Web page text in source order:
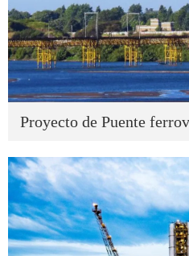
Proyecto de Puente